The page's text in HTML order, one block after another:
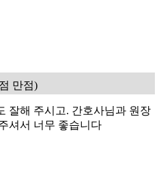
만점)
잘해 주시고. 간호사님과 원장
셔서 너무 좋습니다